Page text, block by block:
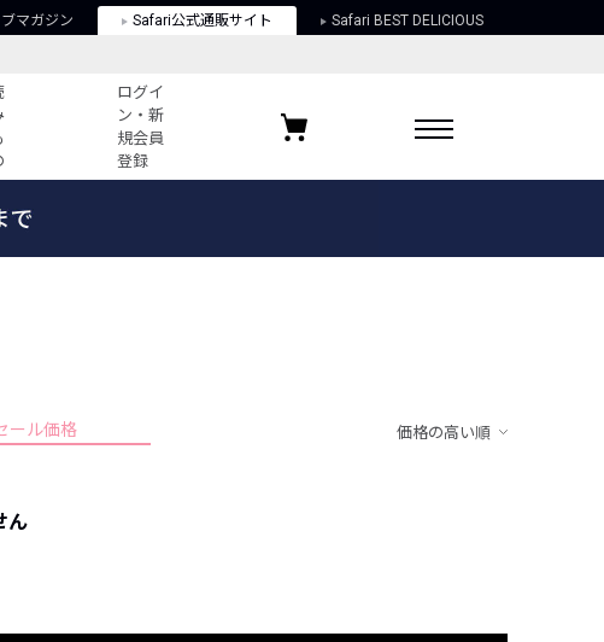
マガジン Safari公式通販サイト Safari BEST DELICIOUS
ログイ
ン・新
規会員
登録
バシーポリシー
お気に入りブランド
ール価格 価格の高い順
ん